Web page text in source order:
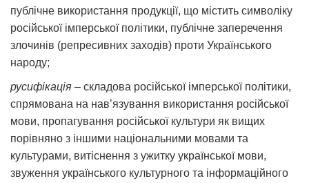
публічне використання продукції, що містить символіку
російської імперської політики, публічне заперечення
злочинів (репресивних заходів) проти Українського
народу;
русифікація – складова російської імперської політики,
спрямована на нав’язування використання російської
мови, пропагування російської культури як вищих
порівняно з іншими національними мовами та
культурами, витіснення з ужитку української мови,
звуження українського культурного та інформаційного